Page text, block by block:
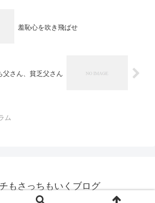
羞恥心を吹き飛ばせ
父さん、貧乏父さん
ム
もさっちもいくブログ
ニッチもさっちもいくブログ.